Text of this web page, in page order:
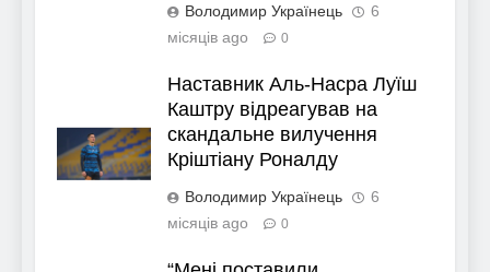
Володимир Українець
6
місяців ago
0
Наставник Аль-Насра Луїш
Каштру відреагував на
скандальне вилучення
Кріштіану Роналду
Володимир Українець
6
місяців ago
0